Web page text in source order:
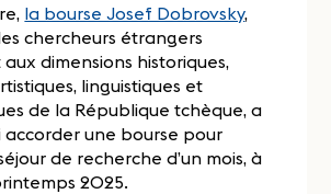
la bourse Josef Dobrovsky,
chercheurs étrangers
aux dimensions historiques,
linguistiques et
de la République tchèque, a
accorder une bourse pour
de recherche d’un mois, à
2025.